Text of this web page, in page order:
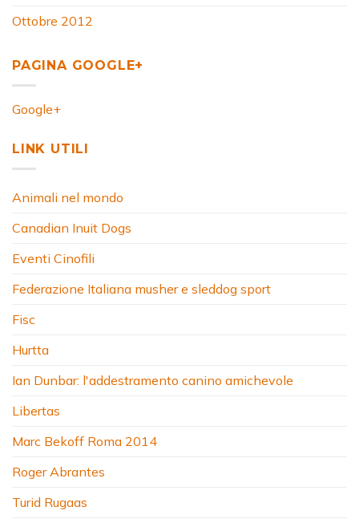
Ottobre 2012
PAGINA GOOGLE+
Google+
LINK UTILI
Animali nel mondo
Canadian Inuit Dogs
Eventi Cinofili
Federazione Italiana musher e sleddog sport
Fisc
Hurtta
Ian Dunbar: l'addestramento canino amichevole
Libertas
Marc Bekoff Roma 2014
Roger Abrantes
Turid Rugaas